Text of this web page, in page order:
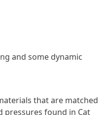
and some dynamic
that are matched
pressures found in Cat